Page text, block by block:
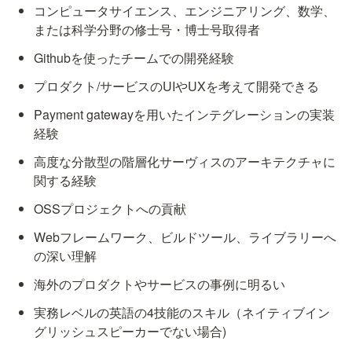
コンピュータサイエンス、エンジニアリング、数学、
または科学分野の修士号・博士号取得者
Githubを使ったチームでの開発経験
プロダクト/サービスのUIやUXを考えて開発できる
Payment gatewayを用いたインテグレーションの実装
経験
高度な分散型の階層化サーヴィスのアーキテクチャに
関する経験
OSSプロジェクトへの貢献
Webフレームワーク、ビルドツール、ライブラリーへ
の深い理解
海外のプロダクトやサービスの事例に明るい
実務レベルの英語の4技能のスキル（ネイティブイン
グリッシュスピーカーでない場合)